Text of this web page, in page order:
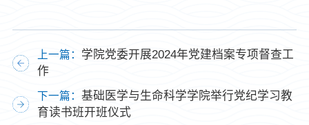
上一篇： 学院党委开展2024年党建档案专项督查工
作
下一篇： 基础医学与生命科学学院举行党纪学习教
育读书班开班仪式